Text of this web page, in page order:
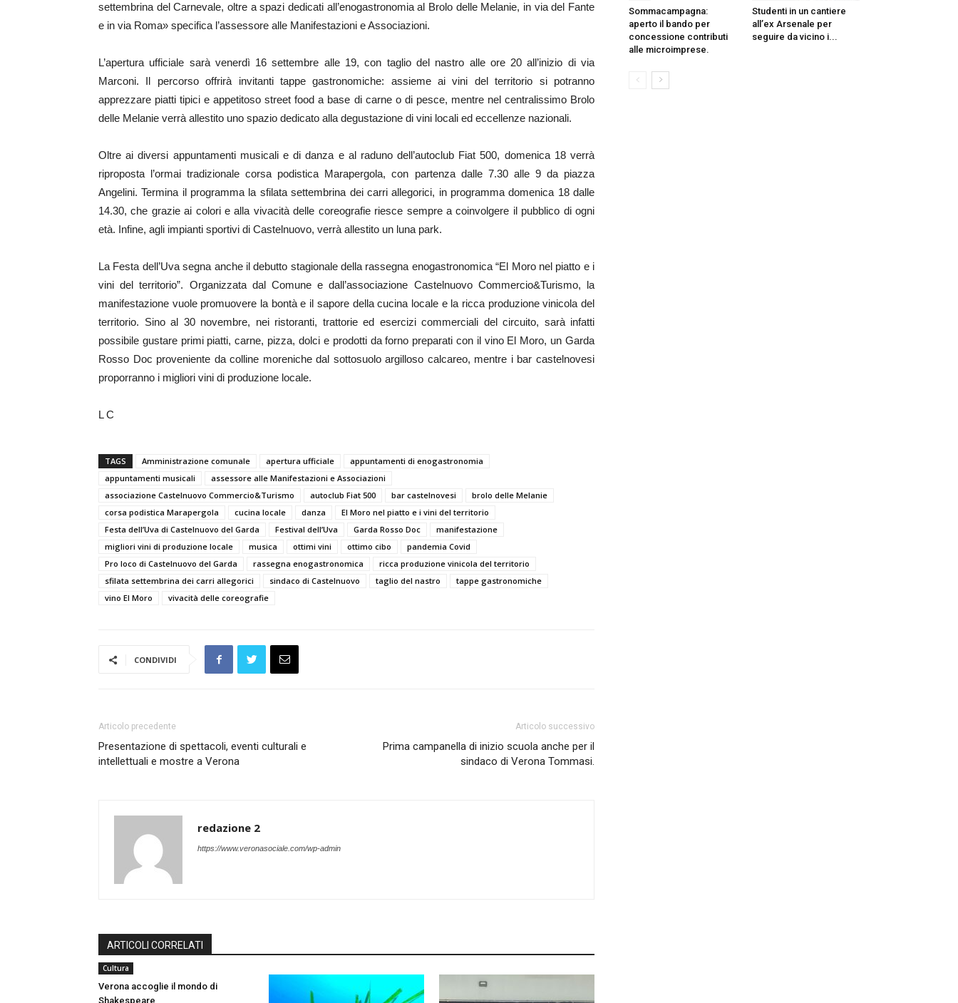
settembrina del Carnevale, oltre a spazi dedicati all’enogastronomia al Brolo delle Melanie, in via del Fante
e in via Roma» specifica l’assessore alle Manifestazioni e Associazioni.
L’apertura ufficiale sarà venerdì 16 settembre alle 19, con taglio del nastro alle ore 20 all’inizio di via
Marconi. Il percorso offrirà invitanti tappe gastronomiche: assieme ai vini del territorio si potranno
apprezzare piatti tipici e appetitoso street food a base di carne o di pesce, mentre nel centralissimo Brolo
delle Melanie verrà allestito uno spazio dedicato alla degustazione di vini locali ed eccellenze nazionali.
Oltre ai diversi appuntamenti musicali e di danza e al raduno dell’autoclub Fiat 500, domenica 18 verrà
riproposta l’ormai tradizionale corsa podistica Marapergola, con partenza dalle 7.30 alle 9 da piazza
Angelini. Termina il programma la sfilata settembrina dei carri allegorici, in programma domenica 18 dalle
14.30, che grazie ai colori e alla vivacità delle coreografie riesce sempre a coinvolgere il pubblico di ogni
età. Infine, agli impianti sportivi di Castelnuovo, verrà allestito un luna park.
La Festa dell’Uva segna anche il debutto stagionale della rassegna enogastronomica “El Moro nel piatto e i
vini del territorio”. Organizzata dal Comune e dall’associazione Castelnuovo Commercio&Turismo, la
manifestazione vuole promuovere la bontà e il sapore della cucina locale e la ricca produzione vinicola del
territorio. Sino al 30 novembre, nei ristoranti, trattorie ed esercizi commerciali del circuito, sarà infatti
possibile gustare primi piatti, carne, pizza, dolci e prodotti da forno preparati con il vino El Moro, un Garda
Rosso Doc proveniente da colline moreniche dal sottosuolo argilloso calcareo, mentre i bar castelnovesi
proporranno i migliori vini di produzione locale.
L C
TAGS Amministrazione comunale apertura ufficiale
appuntamenti di enogastronomia
appuntamenti musicali
assessore alle Manifestazioni e Associazioni
associazione Castelnuovo Commercio&Turismo
autoclub Fiat 500 bar castelnovesi
brolo delle Melanie
corsa podistica Marapergola
cucina locale danza
El Moro nel piatto e i vini del territorio
Festa dell’Uva di Castelnuovo del Garda
Festival dell’Uva Garda Rosso Doc
manifestazione
migliori vini di produzione locale
musica ottimi vini ottimo cibo
pandemia Covid
Pro loco di Castelnuovo del Garda
rassegna enogastronomica
ricca produzione vinicola del territorio
sfilata settembrina dei carri allegorici
sindaco di Castelnuovo taglio del nastro
tappe gastronomiche
vino El Moro
vivacità delle coreografie
CONDIVIDI
Articolo precedente
Presentazione di spettacoli, eventi culturali e
intellettuali e mostre a Verona
Articolo successivo
Prima campanella di inizio scuola anche per il
sindaco di Verona Tommasi.
redazione 2
https://www.veronasociale.com/wp-admin
ARTICOLI CORRELATI
Cultura
Verona accoglie il mondo di
Shakespeare
Sommacampagna:
aperto il bando per
concessione contributi
alle microimprese.
Studenti in un cantiere
all’ex Arsenale per
seguire da vicino i...